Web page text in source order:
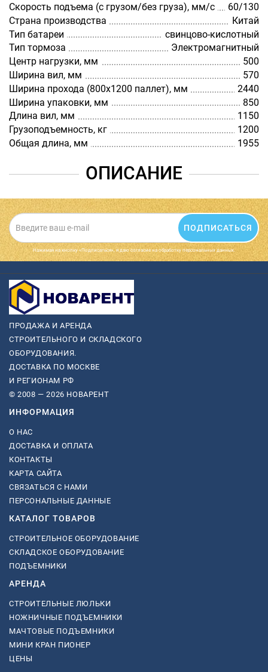
Скорость подъема (с грузом/без груза), мм/с
60/130
Страна производства
Китай
Тип батареи
свинцово-кислотный
Тип тормоза
Электромагнитный
Центр нагрузки, мм
500
Ширина вил, мм
570
Ширина прохода (800х1200 паллет), мм
2440
Ширина упаковки, мм
850
Длина вил, мм
1150
Грузоподъемность, кг
1200
Общая длина, мм
1955
ОПИСАНИЕ
ПОДПИСАТЬСЯ
Нажимая на кнопку «Подписаться», я даю cогласие на обработку персональных данных.
ПРОДАЖА И АРЕНДА
СТРОИТЕЛЬНОГО И СКЛАДСКОГО
ОБОРУДОВАНИЯ.
ДОСТАВКА ПО МОСКВЕ
И РЕГИОНАМ РФ
© 2008 — 2026 НОВАРЕНТ
ИНФОРМАЦИЯ
О НАС
ДОСТАВКА И ОПЛАТА
КОНТАКТЫ
КАРТА САЙТА
СВЯЗАТЬСЯ С НАМИ
ПЕРСОНАЛЬНЫЕ ДАННЫЕ
КАТАЛОГ ТОВАРОВ
СТРОИТЕЛЬНОЕ ОБОРУДОВАНИЕ
СКЛАДСКОЕ ОБОРУДОВАНИЕ
ПОДЪЕМНИКИ
АРЕНДА
СТРОИТЕЛЬНЫЕ ЛЮЛЬКИ
НОЖНИЧНЫЕ ПОДЪЕМНИКИ
МАЧТОВЫЕ ПОДЪЕМНИКИ
МИНИ КРАН ПИОНЕР
ЦЕНЫ